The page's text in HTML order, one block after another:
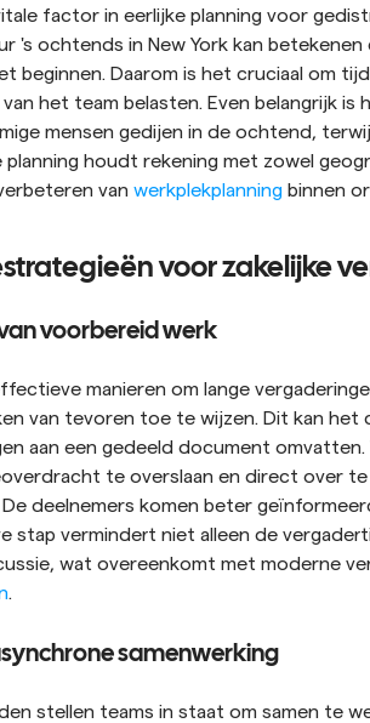
factor in eerlijke planning voor
's ochtends in New York kan
beginnen. Daarom is het cruciaal om
het team belasten. Even belangrijk is
mensen gedijen in de ochtend,
houdt rekening met zowel
van werkplekplanning binnen
voor zakelijke
voorbereid werk
manieren om lange
van tevoren toe te wijzen. Dit kan het
aan een gedeeld document
te overslaan en direct over
deelnemers komen beter
stap vermindert niet alleen de
wat overeenkomt met moderne
.
samenwerking
stellen teams in staat om samen te